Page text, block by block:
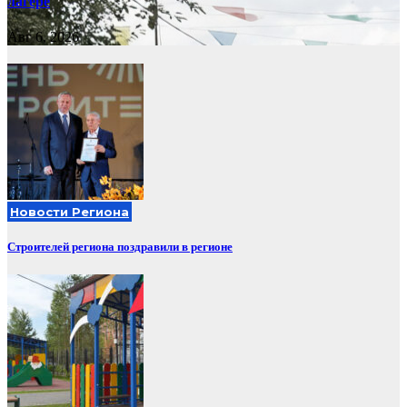
Авг 6, 2026
Новости Региона
Строителей региона поздравили в регионе